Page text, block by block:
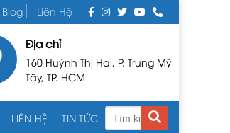
Blog Liên Hệ
Địa chỉ
160 Huỳnh Thị Hai, P. Trung Mỹ
Tây, TP. HCM
LIÊN HỆ TIN TỨC